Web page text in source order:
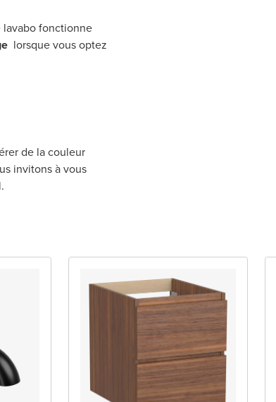
lavabo fonctionne
lorsque vous optez
de la couleur
invitons à vous